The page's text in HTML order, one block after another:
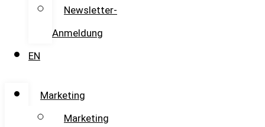
Newsletter-
Anmeldung
EN
Marketing
Marketing